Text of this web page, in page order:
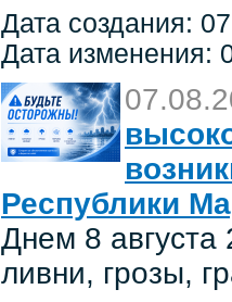
Дата создания:
Дата изменения:
Республики
Днем 8
ливни, грозы,